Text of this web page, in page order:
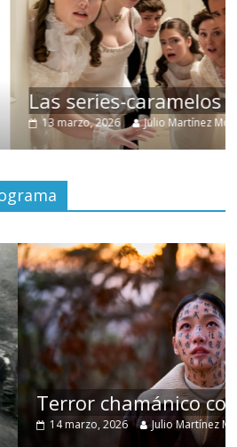
de Shondaland
Martínez Molina 0
coreano
Martínez Molina 0